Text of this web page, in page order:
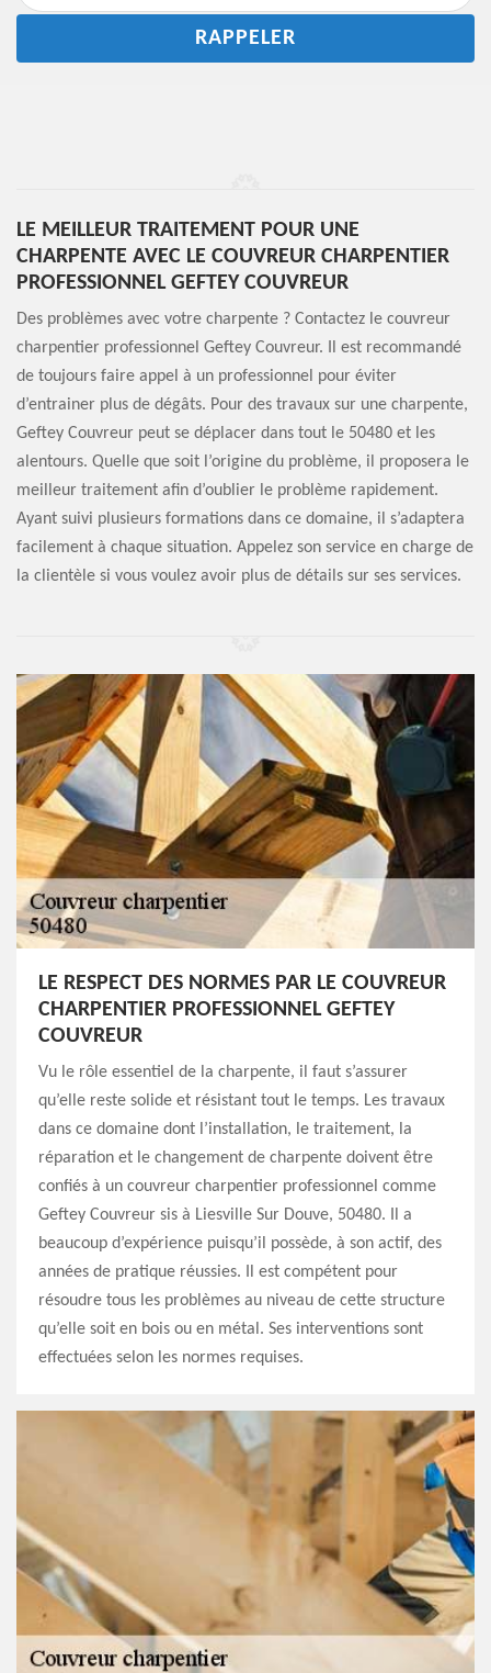
LE MEILLEUR TRAITEMENT POUR UNE
CHARPENTE AVEC LE COUVREUR CHARPENTIER
PROFESSIONNEL GEFTEY COUVREUR
Des problèmes avec votre charpente ? Contactez le couvreur
charpentier professionnel Geftey Couvreur. Il est recommandé
de toujours faire appel à un professionnel pour éviter
d’entrainer plus de dégâts. Pour des travaux sur une charpente,
Geftey Couvreur peut se déplacer dans tout le 50480 et les
alentours. Quelle que soit l’origine du problème, il proposera le
meilleur traitement afin d’oublier le problème rapidement.
Ayant suivi plusieurs formations dans ce domaine, il s’adaptera
facilement à chaque situation. Appelez son service en charge de
la clientèle si vous voulez avoir plus de détails sur ses services.
LE RESPECT DES NORMES PAR LE COUVREUR
CHARPENTIER PROFESSIONNEL GEFTEY
COUVREUR
Vu le rôle essentiel de la charpente, il faut s’assurer
qu’elle reste solide et résistant tout le temps. Les travaux
dans ce domaine dont l’installation, le traitement, la
réparation et le changement de charpente doivent être
confiés à un couvreur charpentier professionnel comme
Geftey Couvreur sis à Liesville Sur Douve, 50480. Il a
beaucoup d’expérience puisqu’il possède, à son actif, des
années de pratique réussies. Il est compétent pour
résoudre tous les problèmes au niveau de cette structure
qu’elle soit en bois ou en métal. Ses interventions sont
effectuées selon les normes requises.